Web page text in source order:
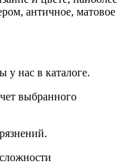
античное, матовое
у нас в каталоге.
выбранного